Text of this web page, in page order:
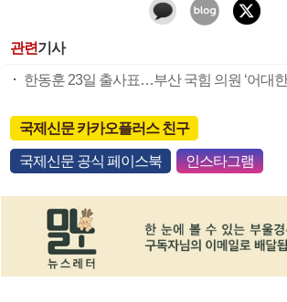
관련기사
한동훈 23일 출사표…부산 국힘 의원 ‘어대
국제신문 카카오플러스 친구
국제신문 공식 페이스북 인스타그램